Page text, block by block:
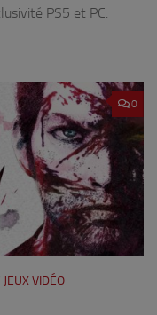
PS5 et PC.
0
JEUX VIDÉO